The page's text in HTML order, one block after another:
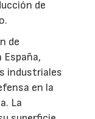
de
de
industriales
en la
La